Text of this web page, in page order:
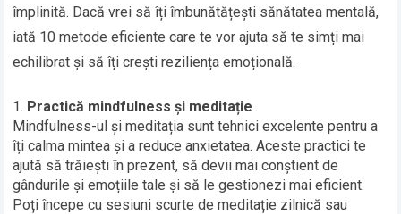
împlinită. Dacă vrei să îți îmbunătățești sănătatea mentală,
iată 10 metode eficiente care te vor ajuta să te simți mai
echilibrat și să îți crești reziliența emoțională.
Practică mindfulness și meditație
Mindfulness-ul și meditația sunt tehnici excelente pentru a
îți calma mintea și a reduce anxietatea. Aceste practici te
ajută să trăiești în prezent, să devii mai conștient de
gândurile și emoțiile tale și să le gestionezi mai eficient.
Poți începe cu sesiuni scurte de meditație zilnică sau